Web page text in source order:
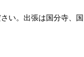
い。出張は国分寺、国